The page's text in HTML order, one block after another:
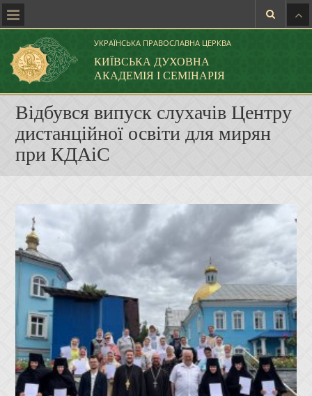
УКРАЇНСЬКА ПРАВОСЛАВНА ЦЕРКВА
КИЇВСЬКА ДУХОВНА
АКАДЕМІЯ І СЕМІНАРІЯ
Відбувся випуск слухачів Центру
дистанційної освіти для мирян
при КДАіС